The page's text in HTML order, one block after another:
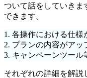
ついて話をしていきま
できます。
1. 各操作における仕
2. プランの内容がアッ
3. キャンペーンツール
それぞれの詳細を解説